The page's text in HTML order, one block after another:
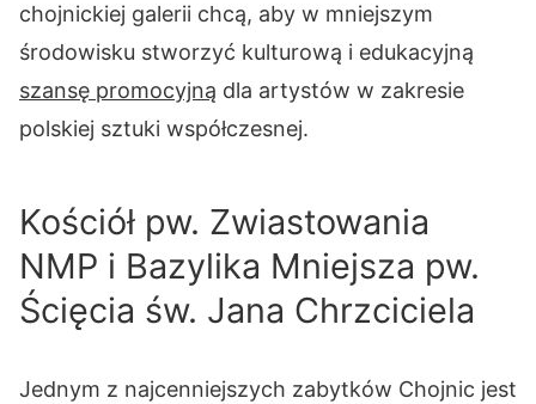
chojnickiej galerii chcą, aby w mniejszym
środowisku stworzyć kulturową i edukacyjną
szansę promocyjną dla artystów w zakresie
polskiej sztuki współczesnej.
Kościół pw. Zwiastowania
NMP i Bazylika Mniejsza pw.
Ścięcia św. Jana Chrzciciela
Jednym z najcenniejszych zabytków Chojnic jest